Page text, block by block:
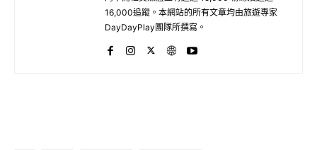
16,000追蹤。本網站的所有文章均由旅遊專家
DayDayPlay團隊所撰寫。